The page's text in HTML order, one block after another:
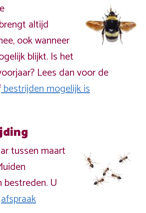
altijd
ook wanneer
blijkt. Is het
Lees dan voor de
bestrijden mogelijk is
tussen maart
U
afspraak